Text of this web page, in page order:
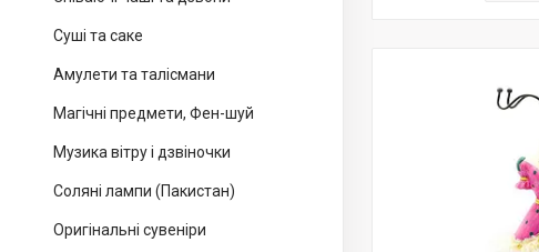
Суші та саке
Амулети та талісмани
Магічні предмети, Фен-шуй
Музика вітру і дзвіночки
Соляні лампи (Пакистан)
Оригінальні сувеніри